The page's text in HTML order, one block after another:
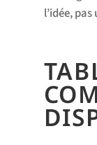
l’idée,